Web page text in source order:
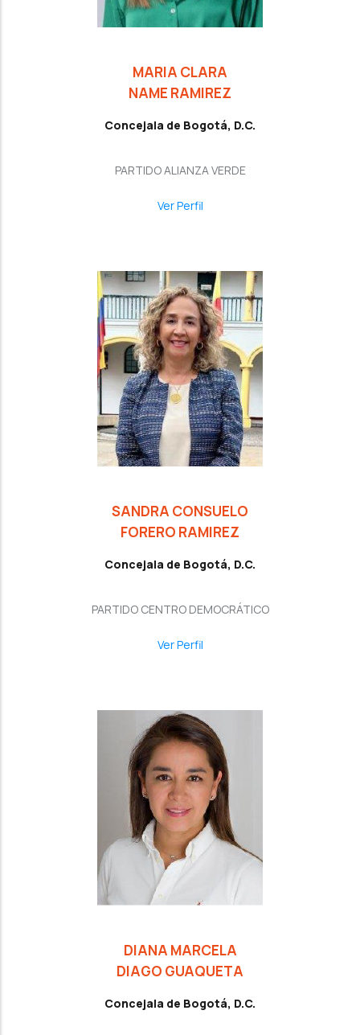
MARIA CLARA
NAME RAMIREZ
Concejala de Bogotá, D.C.
PARTIDO ALIANZA VERDE
Ver Perfil
SANDRA CONSUELO
FORERO RAMIREZ
Concejala de Bogotá, D.C.
PARTIDO CENTRO DEMOCRÁTICO
Ver Perfil
DIANA MARCELA
DIAGO GUAQUETA
Concejala de Bogotá, D.C.